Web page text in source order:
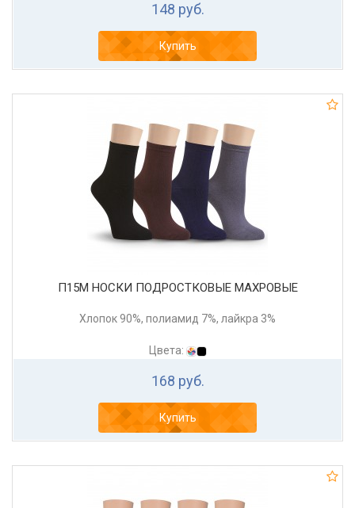
148 руб.
Купить
П15М НОСКИ ПОДРОСТКОВЫЕ МАХРОВЫЕ
Хлопок 90%, полиамид 7%, лайкра 3%
Цвета:
168 руб.
Купить